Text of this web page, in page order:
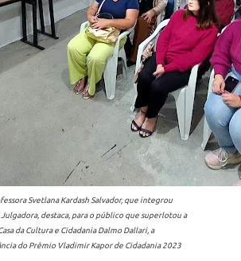
Svetlana Kardash Salvador, que integrou
Julgadora, destaca, para o público que superlotou a
da Cultura e Cidadania Dalmo Dallari, a
do Prêmio Vladimir Kapor de Cidadania 2023